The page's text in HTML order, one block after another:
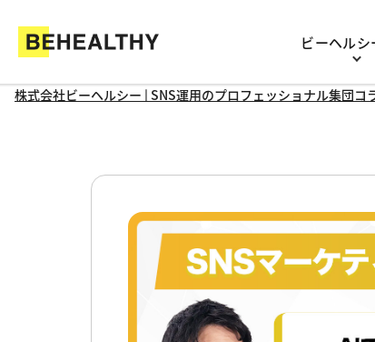
ビーヘルシ
株式会社ビーヘルシー | SNS運用のプロフェッショナル集団コ